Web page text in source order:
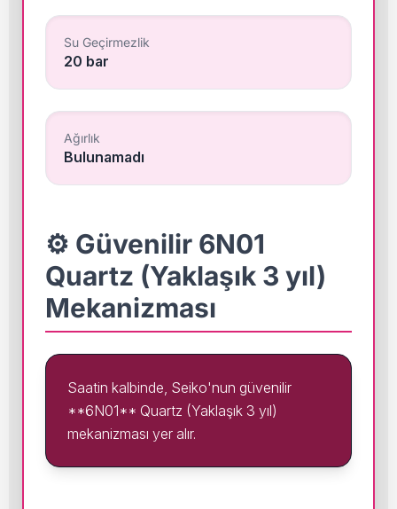
Su Geçirmezlik
20 bar
Ağırlık
Bulunamadı
⚙️ Güvenilir 6N01
Quartz (Yaklaşık 3 yıl)
Mekanizması
Saatin kalbinde, Seiko'nun güvenilir
**6N01** Quartz (Yaklaşık 3 yıl)
mekanizması yer alır.